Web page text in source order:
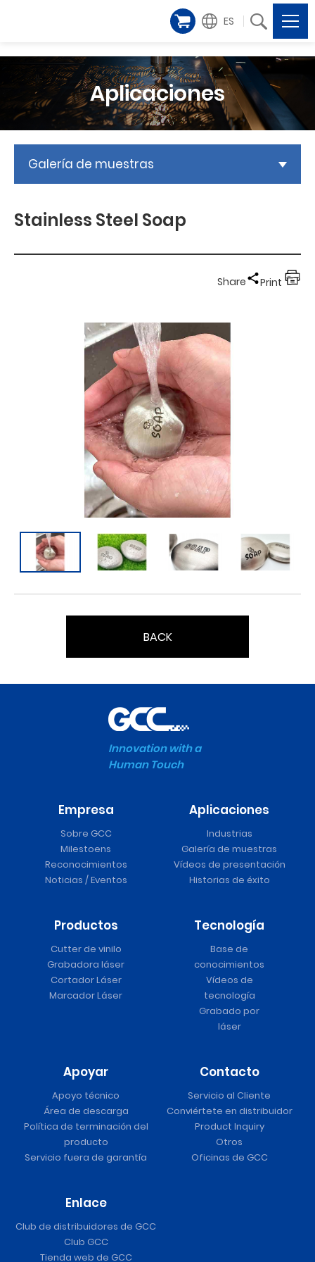
ES
Aplicaciones
Galería de muestras
Stainless Steel Soap
Share Print
BACK
Innovation with a
Human Touch
Empresa
Sobre GCC
Milestoens
Reconocimientos
Noticias / Eventos
Aplicaciones
Industrias
Galería de muestras
Vídeos de presentación
Historias de éxito
Productos
Cutter de vinilo
Grabadora láser
Cortador Láser
Marcador Láser
Tecnología
Base de
conocimientos
Vídeos de
tecnología
Grabado por
láser
Apoyar
Apoyo técnico
Área de descarga
Política de terminación del
producto
Servicio fuera de garantía
Contacto
Servicio al Cliente
Conviértete en distribuidor
Product Inquiry
Otros
Oficinas de GCC
Enlace
Club de distribuidores de GCC
Club GCC
Tienda web de GCC